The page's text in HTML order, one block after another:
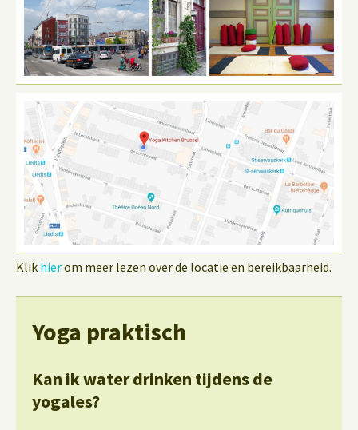
Klik hierom meer lezen over de locatie en bereikbaarheid.
Yoga praktisch
Kan ik water drinken tijdens de
yogales?